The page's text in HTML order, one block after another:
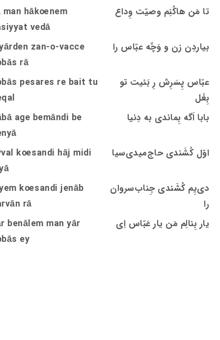
تا مَن هاکُنِم وصیّت وِداع
hākoenem
vedā
بیاردِن زن و وَچِّه عبّاس را
zan-o-vacce
rā
عبّاس‌ پِسَرِش رِ بَئیت تو
بِغَل
pesares re bait tu
بابا اَگه بِماندی به دِنیا
age bemāndi be
اوّل کُشَندی حاج‌میدی‌سیا
koesandi hāj midi
دی‌يِم کُشَندی جِناب‌‌سروان‌
را
koesandi jenāb
rā
یار بِنالِم مَن یار عَبّاس اِی
benālem man yār
ey